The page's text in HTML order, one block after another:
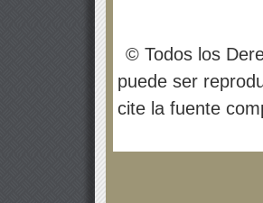
© Todos los
puede ser
cite la fuente